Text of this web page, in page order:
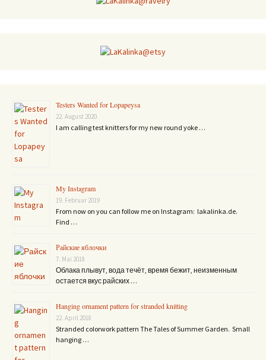
Testers Wanted for Lopapeysa
22. August 2020
I am calling test knitters for my new round yoke …
My Instagram
19. Februar 2019
From now on you can follow me on Instagram: lakalinka.de.
Find …
Райские яблочки
7. Mai 2018
Облака плывут, вода течёт, время бежит, неизменным
остается вкус райских …
Hanging ornament pattern for stranded knitting
22. April 2018
Stranded colorwork pattern The Tales of Summer Garden. Small
hanging …